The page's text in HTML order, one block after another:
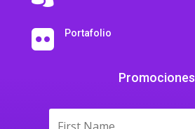
 Portafolio
Promociones